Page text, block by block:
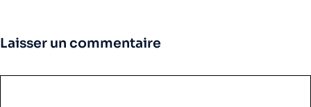
Laisser un commentaire